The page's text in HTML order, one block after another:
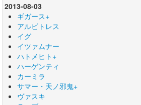
2013-08-03
ギガース+
アルビトレス
イグ
イツァムナー
ハトメヒト+
ハーゲンティ
カーミラ
サマー・天ノ邪鬼+
ヴァスキ